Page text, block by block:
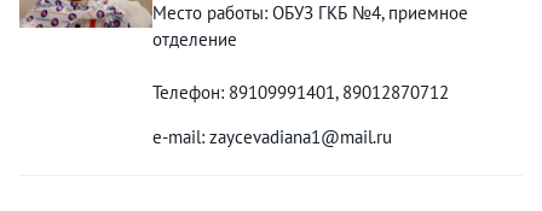
Место работы: ОБУЗ ГКБ №4, приемное
отделение
Телефон: 89109991401, 89012870712
e-mail: zaycevadiana1@mail.ru